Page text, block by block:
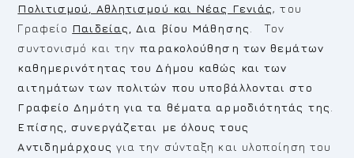
Πολιτισμού, Αθλητισμού και Νέας Γενιάς, του
Γραφείο Παιδείας, Δια βίου Μάθησης
. Τον
συντονισμό και την παρακολούθηση των θεμάτων
καθημερινότητας του Δήμου καθώς και των
αιτημάτων των πολιτών που υποβάλλονται στο
Γραφείο Δημότη για τα θέματα αρμοδιότητάς της
Επίσης, συνεργάζεται με όλους τους
Αντιδημάρχους για την σύνταξη και υλοποίηση του